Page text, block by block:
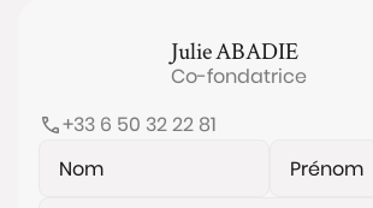
JulieABADIE
Co-fondatrice
+33 6 50 32 22 81